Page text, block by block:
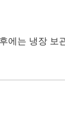
에는 냉장 보